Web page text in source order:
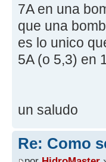
7A en una
que una
es lo unico
5A (o 5,3) en
un saludo
Re: Como